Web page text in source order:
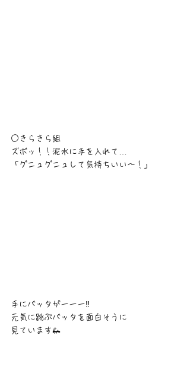
○きらきら組
ズボッ！！泥水に手を入れて…
「グニュグニュして気持ちいい〜！」
手にバッタがーーー‼️
元気に跳ぶバッタを面白そうに
見ています🦗